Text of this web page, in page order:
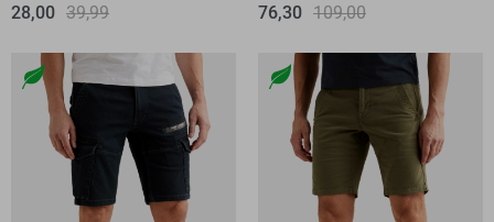
28,00 39,99 76,30 109,00